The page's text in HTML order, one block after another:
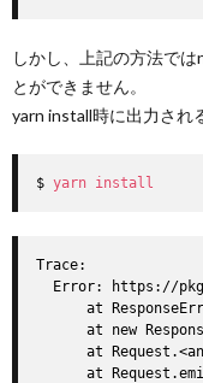
しかし、上記の方法で
とができません。
yarn install時に出力され
$ yarn install
Trace:
Error: https://
at
at new
at
at